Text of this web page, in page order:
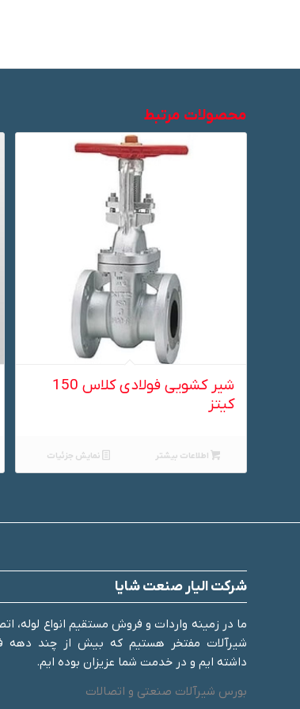
محصولات مرتبط
شیر کشویی فولادی کلاس 150
کیتز
اطلاعات بیشتر نمایش جزئیات
شرکت الیار صنعت شایا
ما در زمینه واردات و فروش مستقیم انواع لوله،
شیرآلات مفتخر هستیم که بیش از چند دهه
داشته ایم و در خدمت شما عزیزان بوده ایم.
بورس شیرآلات صنعتی و اتصالات